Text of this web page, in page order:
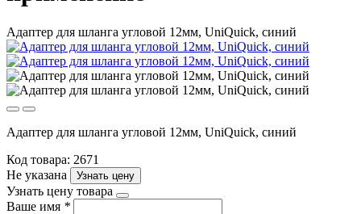
Адаптер для шланга угловой 12мм, UniQuick, синий
Адаптер для шланга угловой 12мм, UniQuick, синий
Код товара: 2671
Не указана
Узнать цену
Узнать цену товара
Ваше имя *